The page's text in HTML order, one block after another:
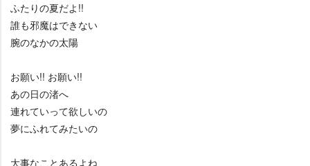
ふたりの夏だよ!!
誰も邪魔はできない
腕のなかの太陽
お願い!! お願い!!
あの日の渚へ
連れていって欲しいの
夢にふれてみたいの
大事なことあるよね